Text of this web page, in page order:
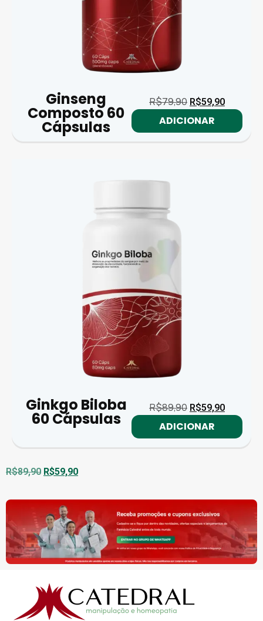
Ginseng
Composto 60
Cápsulas ADICIONAR
R$79,90 R$59,90
Ginkgo Biloba
60 Cápsulas ADICIONAR
R$89,90 R$59,90
R$89,90 R$59,90